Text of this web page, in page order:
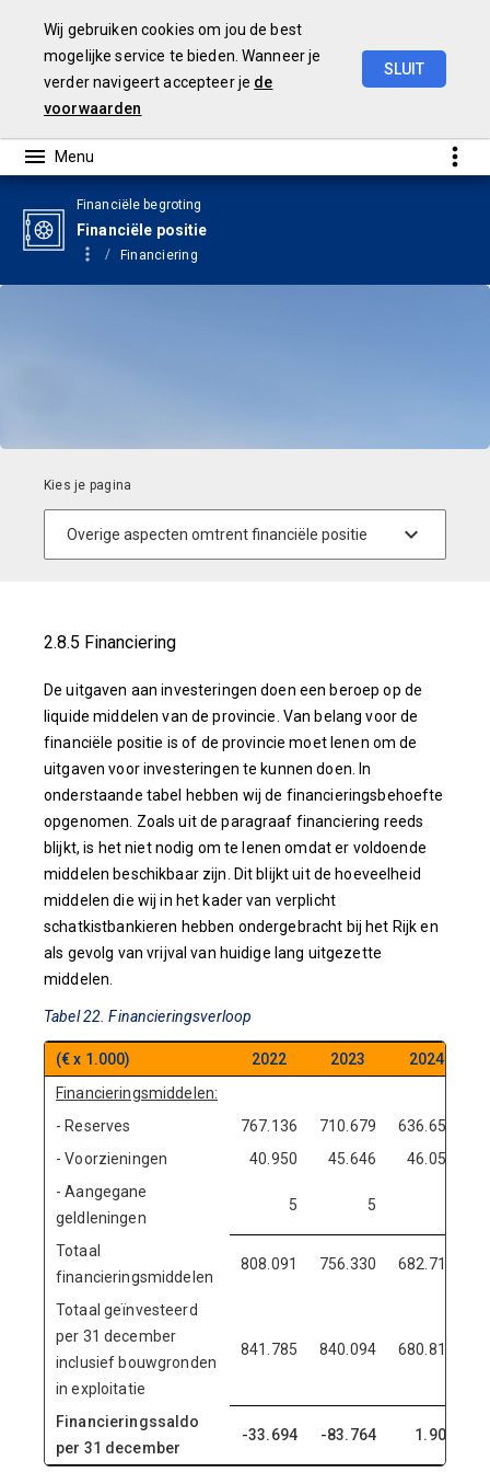
Wij gebruiken cookies om jou de best
mogelijke service te bieden. Wanneer je
verder navigeert accepteer je de
voorwaarden
SLUIT
Financiële begroting
Financiële positie
Financiering
2.8.5 Financiering
De uitgaven aan investeringen doen een beroep op de
liquide middelen van de provincie. Van belang voor de
financiële positie is of de provincie moet lenen om de
uitgaven voor investeringen te kunnen doen. In
onderstaande tabel hebben wij de financieringsbehoefte
opgenomen. Zoals uit de paragraaf financiering reeds
blijkt, is het niet nodig om te lenen omdat er voldoende
middelen beschikbaar zijn. Dit blijkt uit de hoeveelheid
middelen die wij in het kader van verplicht
schatkistbankieren hebben ondergebracht bij het Rijk en
als gevolg van vrijval van huidige lang uitgezette
middelen.
Tabel 22. Financieringsverloop
(€ x 1.000) 2022 2023 2024
Financieringsmiddelen:
- Reserves
767.136 710.679 636.654
- Voorzieningen
40.950 45.646 46.055
- Aangegane
geldleningen
5 5
Totaal
financieringsmiddelen
808.091 756.330 682.714
Totaal geïnvesteerd
per 31 december
inclusief bouwgronden
in exploitatie
841.785 840.094 680.814
Financieringssaldo
per 31 december
-33.694 -83.764 1.900